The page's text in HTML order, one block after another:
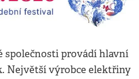
společnosti provádí hlavní
Největší výrobce elektřiny